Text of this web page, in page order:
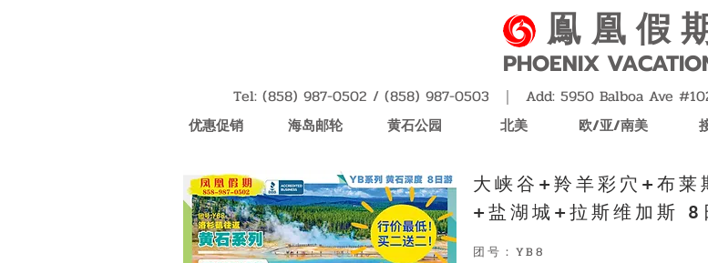
鳯 凰 假
PHOENIX
Tel: (858) 987-0502 / (858) 987-0503 ｜ Add: 5950 Balboa Ave
优惠促销 海岛邮轮 黄石公园 北美 欧/亚/南美
大峡谷+羚羊彩穴+布莱
+盐湖城+拉斯维加斯 8
团号：YB8